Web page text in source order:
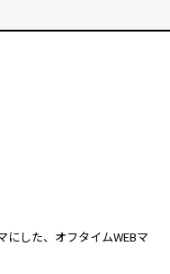
にした、オフタイムWEBマ